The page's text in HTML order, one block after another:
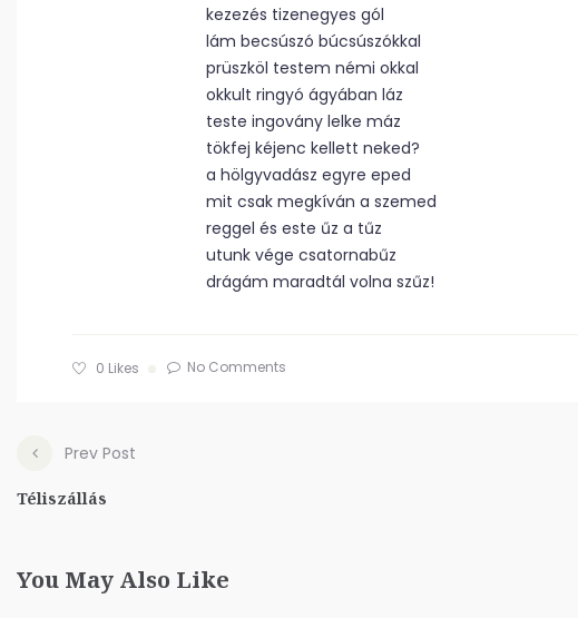
kezezés tizenegyes gól
lám becsúszó búcsúszókkal
prüszköl testem némi okkal
okkult ringyó ágyában láz
teste ingovány lelke máz
tökfej kéjenc kellett neked?
a hölgyvadász egyre eped
mit csak megkíván a szemed
reggel és este űz a tűz
utunk vége csatornabűz
drágám maradtál volna szűz!
0 Likes No Comments
Prev Post
Téliszállás
You May Also Like